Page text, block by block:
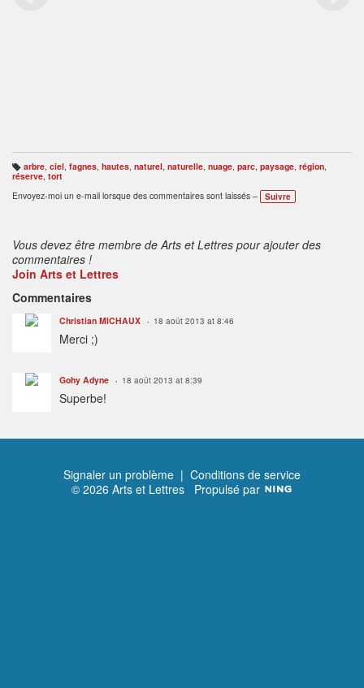
B
ali
s
e
arbre, ciel, fagnes, hautes, naturel, naturelle, nuage, parc, paysage, région,
réserve tort
Envoyez-moi un e-mail lorsque des commentaires sont laissés –
Suivre
Vous devez être membre de Arts et Lettres pour ajouter des
commentaires !
Join Arts et Lettres
Commentaires
Christian MICHAUX 18 août 2013 at 8:46
Merci ;)
Gohy Adyne 18 août 2013 at 8:39
Superbe!
Signaler un problème | Conditions de service
© 2026 Arts et Lettres Propulsé par